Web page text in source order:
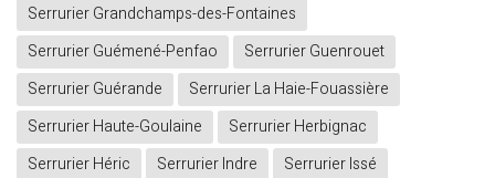
Serrurier Grandchamps-des-Fontaines
Serrurier Guémené-Penfao
Serrurier Guenrouet
Serrurier Guérande
Serrurier La Haie-Fouassière
Serrurier Haute-Goulaine
Serrurier Herbignac
Serrurier Héric
Serrurier Indre
Serrurier Issé